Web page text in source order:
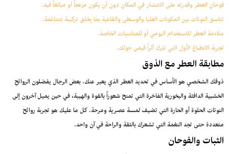
فوحان العطر وقدرته على الانتشار في المكان دون أن يكون مزعجاً أو مبالغاً فيه.
تناسق النوتات بين المكونات العليا والوسطى والقاعية بما يخلق تركيبة متناغمة.
ملاءمة العطر للاستخدام اليومي أو للمناسبات الخاصة.
تجربة الانطباع الأول التي تترك أثراً فيمن حولك.
مطابقة العطر مع الذوق
ذوقك الشخصي هو الأساس في تحديد العطر الذي يعبر عنك. بعض الرجال يفضلون الروائح
الخشبية الدافئة والبخورية الفاخرة التي تمنح شعوراً بالقوة والهيبة، في حين يميل آخرون إلى
النوتات الحلوة أو الحارة التي تضيف لمسة عصرية ومرحة. كل ما عليك هو تجربة روائح
متعددة حتى تجد النغمة التي تشعرك بالثقة والراحة في آن واحد.
الثبات والفوحان